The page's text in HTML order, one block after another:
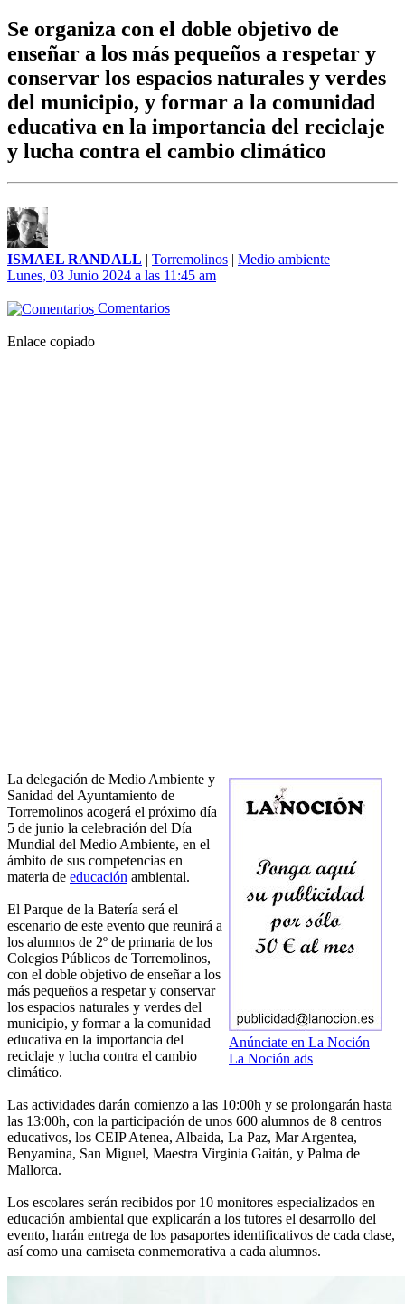
Se organiza con el doble objetivo de
enseñar a los más pequeños a respetar y
conservar los espacios naturales y verdes
del municipio, y formar a la comunidad
educativa en la importancia del reciclaje
y lucha contra el cambio climático
ISMAEL RANDALL | Torremolinos | Medio ambiente
Lunes, 03 Junio 2024 a las 11:45 am
Comentarios
Enlace copiado
Anúnciate en La Noción
La Noción ads
La delegación de Medio Ambiente y
Sanidad del Ayuntamiento de
Torremolinos acogerá el próximo día
5 de junio la celebración del Día
Mundial del Medio Ambiente, en el
ámbito de sus competencias en
materia de educación ambiental.
El Parque de la Batería será el
escenario de este evento que reunirá a
los alumnos de 2º de primaria de los
Colegios Públicos de Torremolinos,
con el doble objetivo de enseñar a los
más pequeños a respetar y conservar
los espacios naturales y verdes del
municipio, y formar a la comunidad
educativa en la importancia del
reciclaje y lucha contra el cambio
climático.
Las actividades darán comienzo a las 10:00h y se prolongarán hasta
las 13:00h, con la participación de unos 600 alumnos de 8 centros
educativos, los CEIP Atenea, Albaida, La Paz, Mar Argentea,
Benyamina, San Miguel, Maestra Virginia Gaitán, y Palma de
Mallorca.
Los escolares serán recibidos por 10 monitores especializados en
educación ambiental que explicarán a los tutores el desarrollo del
evento, harán entrega de los pasaportes identificativos de cada clase,
así como una camiseta conmemorativa a cada alumnos.